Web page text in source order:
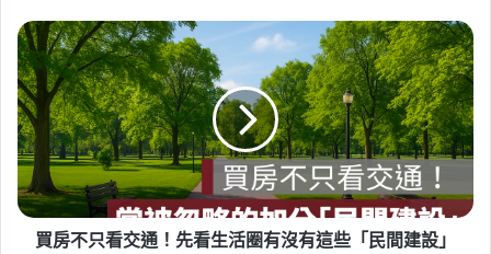
租屋 , ,社會住宅申請
2026-06-16
桃園航空城 2 大社會住宅
啟動！橫埔、誠聖近 1800
戶招標，預計 2030 年完
工
Tag:桃園,桃園社宅基地, 桃園社宅懶人
包,桃園社宅戶數,桃園社會住宅,桃園
換
5.5
萬，
可
多
吃
55
碗
拉
麵、
買
房
不
只
看
交
通！
先
看
買房不只看交通！先看生活圈有沒有這些「民間建設」